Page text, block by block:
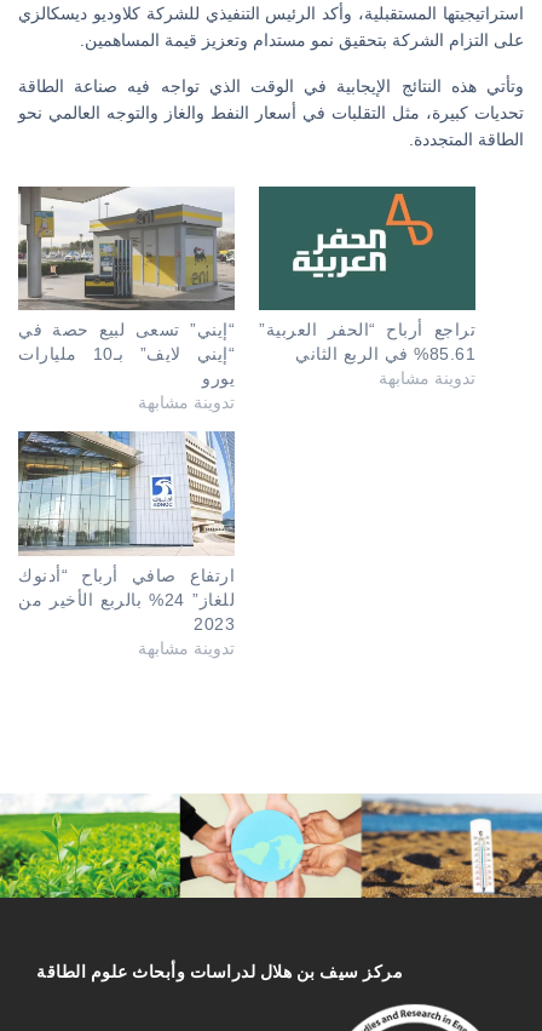
استراتيجيتها المستقبلية، وأكد الرئيس التنفيذي للشركة كلاوديو ديسكالزي
على التزام الشركة بتحقيق نمو مستدام وتعزيز قيمة المساهمين.
وتأتي هذه النتائج الإيجابية في الوقت الذي تواجه فيه صناعة الطاقة
تحديات كبيرة، مثل التقلبات في أسعار النفط والغاز والتوجه العالمي نحو
الطاقة المتجددة.
“إيني” تسعى لبيع حصة في
“إيني لايف” بـ10 مليارات
يورو
تدوينة مشابهة
تراجع أرباح “الحفر العربية”
85.61% في الربع الثاني
تدوينة مشابهة
ارتفاع صافي أرباح “أدنوك
للغاز” 24% بالربع الأخير من
2023
تدوينة مشابهة
مركز سیف بن هلال لدراسات وأبحاث علوم الطاقة